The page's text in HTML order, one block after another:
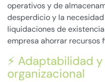
operativos y de
desperdicio y la
liquidaciones de
empresa ahorrar recursos
⚡ Adaptabilidad
organizacional